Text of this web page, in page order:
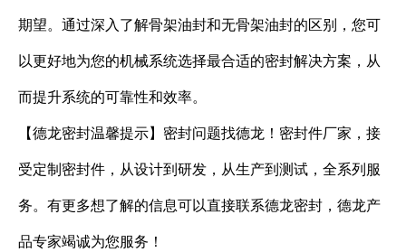
期望。通过深入了解骨架油封和无骨架油封的区别，您可
以更好地为您的机械系统选择最合适的密封解决方案，从
而提升系统的可靠性和效率。
【德龙密封温馨提示】密封问题找德龙！密封件厂家，接
受定制密封件，从设计到研发，从生产到测试，全系列服
务。有更多想了解的信息可以直接联系德龙密封，德龙产
品专家竭诚为您服务！